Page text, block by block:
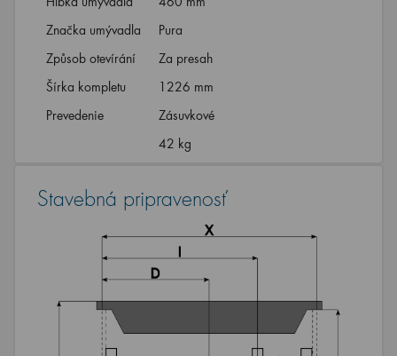
Značka umývadla
Pura
Způsob otevírání
Za presah
Šírka kompletu
1226 mm
Prevedenie
Zásuvkové
42 kg
Stavebná pripravenosť